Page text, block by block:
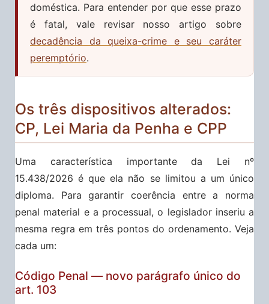
doméstica. Para entender por que esse prazo
é fatal, vale revisar nosso artigo sobre
decadência da queixa-crime e seu caráter
peremptório.
Os três dispositivos alterados:
CP, Lei Maria da Penha e CPP
Uma característica importante da Lei nº
15.438/2026 é que ela não se limitou a um único
diploma. Para garantir coerência entre a norma
penal material e a processual, o legislador inseriu a
mesma regra em três pontos do ordenamento. Veja
cada um:
Código Penal — novo parágrafo único do
art. 103